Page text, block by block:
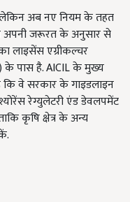
अब नए नियम के तहत
अपनी जरूरत के अनुसार से
लाइसेंस एग्रीकल्चर
के पास है. AICIL के मुख्य
कि वे सरकार के गाइडलाइन
रेग्युलेटरी एंड डेवलपमेंट
कृषि क्षेत्र के अन्य